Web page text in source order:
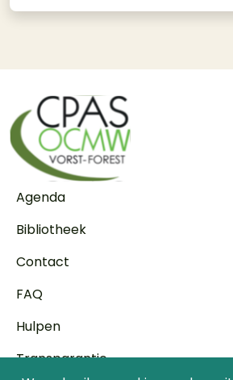
Voet
Agenda
Bibliotheek
Contact
FAQ
Hulpen
Transparantie